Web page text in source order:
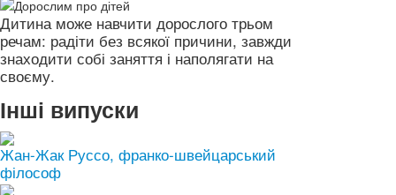
Дитина може навчити дорослого трьом
речам: радіти без всякої причини, завжди
знаходити собі заняття і наполягати на
своєму.
Інші випуски
Жан-Жак Руссо, франко-швейцарський
філософ